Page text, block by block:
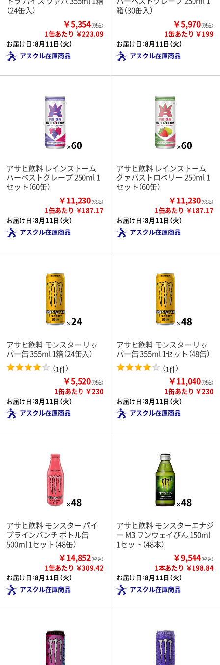
（24缶入）
￥5,354（税込）
1缶あたり ￥223.09
お届け日：8月11日（火）
アスクル在庫商品
箱（30缶入）
￥5,970（税込）
1缶あたり ￥199
お届け日：8月11日（火）
アスクル在庫商品
アサヒ飲料 レインストーム
ハーベストグレープ 250ml 1
セット（60缶）
￥11,230（税込）
1缶あたり ￥187.17
お届け日：8月11日（火）
アスクル在庫商品
アサヒ飲料 レインストーム
グァバストロベリー 250ml 1
セット（60缶）
￥11,230（税込）
1缶あたり ￥187.17
お届け日：8月11日（火）
アスクル在庫商品
アサヒ飲料 モンスター リッ
パー缶 355ml 1箱（24缶入）
（1件）
￥5,520（税込）
1缶あたり ￥230
お届け日：8月11日（火）
アスクル在庫商品
アサヒ飲料 モンスター リッ
パー缶 355ml 1セット（48缶）
（1件）
￥11,040（税込）
1缶あたり ￥230
お届け日：8月11日（火）
アスクル在庫商品
アサヒ飲料 モンスター パイ
プラインパンチ ボトル缶
500ml 1セット（48缶）
￥14,852（税込）
1缶あたり ￥309.42
お届け日：8月11日（火）
アスクル在庫商品
アサヒ飲料 モンスターエナジ
ー M3 ワンウェイびん 150ml
1セット（48本）
￥9,544（税込）
1本あたり ￥198.84
お届け日：8月11日（火）
アスクル在庫商品